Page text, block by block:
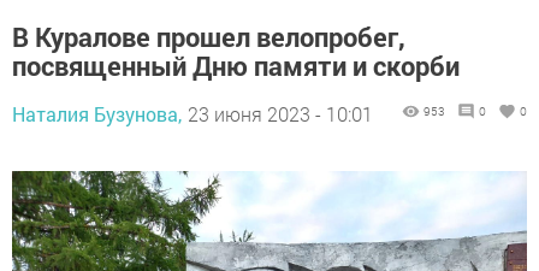
В Куралове прошел велопробег,
посвященный Дню памяти и скорби
Наталия Бузунова, 23 июня 2023 - 10:01 953 0 0